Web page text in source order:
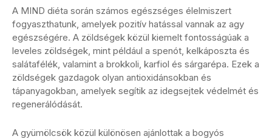
A MIND diéta során számos egészséges élelmiszert
fogyaszthatunk, amelyek pozitív hatással vannak az agy
egészségére. A zöldségek közül kiemelt fontosságúak a
leveles zöldségek, mint például a spenót, kelkáposzta és
salátafélék, valamint a brokkoli, karfiol és sárgarépa. Ezek a
zöldségek gazdagok olyan antioxidánsokban és
tápanyagokban, amelyek segítik az idegsejtek védelmét és
regenerálódását.
A gyümölcsök közül különösen ajánlottak a bogyós